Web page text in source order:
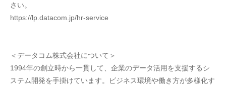
さい。
https://lp.datacom.jp/hr-service
＜データコム株式会社について＞
1994年の創立時から一貫して、企業のデータ活用を支援するシ
ステム開発を手掛けています。ビジネス環境や働き方が多様化す